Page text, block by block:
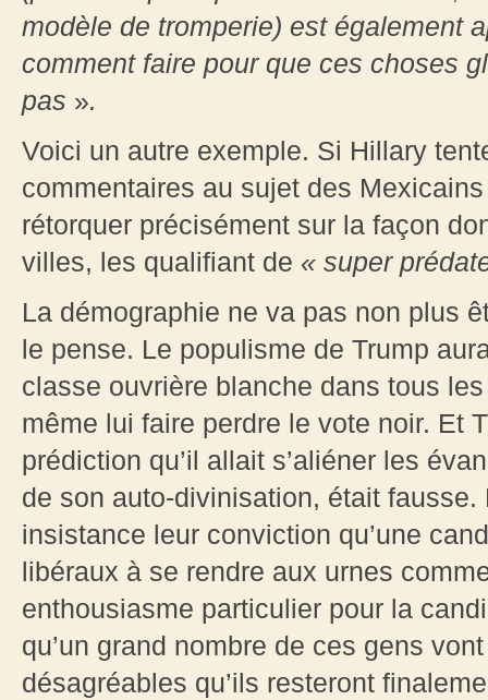
modèle de tromperie) est également
comment faire pour que ces choses
pas ».
Voici un autre exemple. Si Hillary
commentaires au sujet des
rétorquer précisément sur la façon
villes, les qualifiant de « super
La démographie ne va pas non plus
le pense. Le populisme de Trump
classe ouvrière blanche dans tous
même lui faire perdre le vote noir. Et
prédiction qu’il allait s’aliéner les
de son auto-divinisation, était
insistance leur conviction qu’une
libéraux à se rendre aux urnes
enthousiasme particulier pour la
qu’un grand nombre de ces gens
désagréables qu’ils resteront